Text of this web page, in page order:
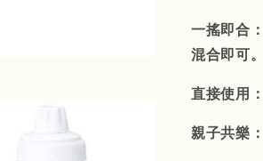
一搖即合
混合即可。
直接使用
親子共樂